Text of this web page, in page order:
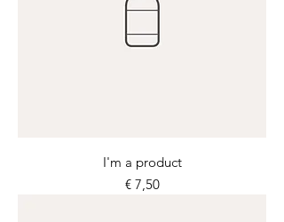
I'm a product
Prijs
€ 7,50